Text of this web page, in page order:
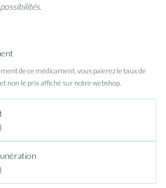
de ce médicament, vous paierez le taux de
non le prix affiché sur notre webshop.